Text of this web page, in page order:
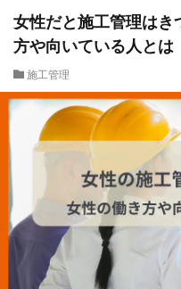
女性だと施工管理はき
方や向いている人とは
施工管理